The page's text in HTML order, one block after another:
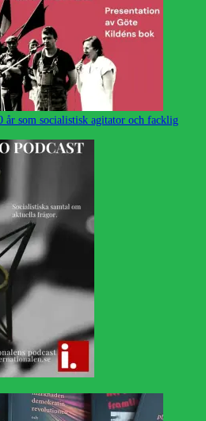
år som socialistisk agitator och facklig